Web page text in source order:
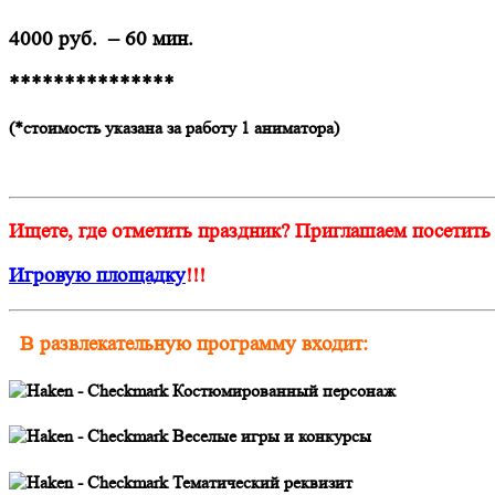
4000 руб. – 60 мин.
***************
(*стоимость указана за работу 1 аниматора)
Ищете, где отметить праздник? Приглашаем
Игровую площадку!!!
В развлекательную программу входит:
Костюмированный персонаж
Веселые игры и конкурсы
Тематический реквизит